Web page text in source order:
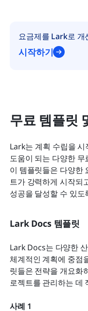
요금제를 Lark로 개
시작하기
무료 템플릿
Lark는 계획 수립을
도움이 되는 다양한
이 템플릿들은 다양한
트가 강력하게 시작되
성공을 달성할 수 있도
Lark Docs 템플릿
Lark Docs는 다양한
체계적인 계획에 중점
릿들은 전략을 개요화
로젝트를 관리하는 데
사례 1